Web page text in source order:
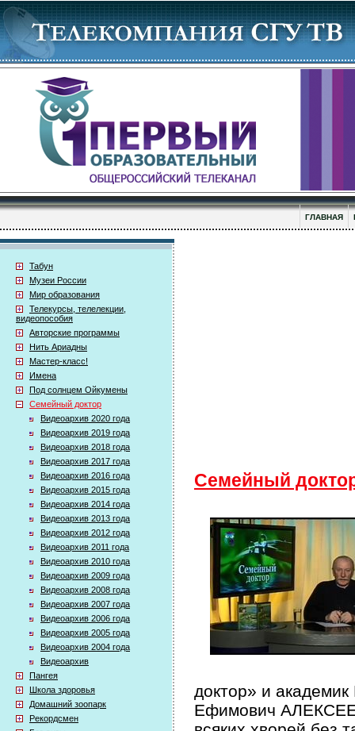
ГЛАВНАЯ
Табун
Музеи России
Мир образования
Телекурсы, телелекции,
видеопособия
Авторские программы
Нить Ариадны
Мастер-класс!
Имена
Под солнцем Ойкумены
Семейный доктор
Видеоархив 2020 года
Видеоархив 2019 года
Видеоархив 2018 года
Видеоархив 2017 года
Видеоархив 2016 года
Видеоархив 2015 года
Видеоархив 2014 года
Видеоархив 2013 года
Видеоархив 2012 года
Видеоархив 2011 года
Видеоархив 2010 года
Видеоархив 2009 года
Видеоархив 2008 года
Видеоархив 2007 года
Видеоархив 2006 года
Видеоархив 2005 года
Видеоархив 2004 года
Видеоархив
Пангея
Школа здоровья
Домашний зоопарк
Рекордсмен
Семейный
доктор» и
Ефимович